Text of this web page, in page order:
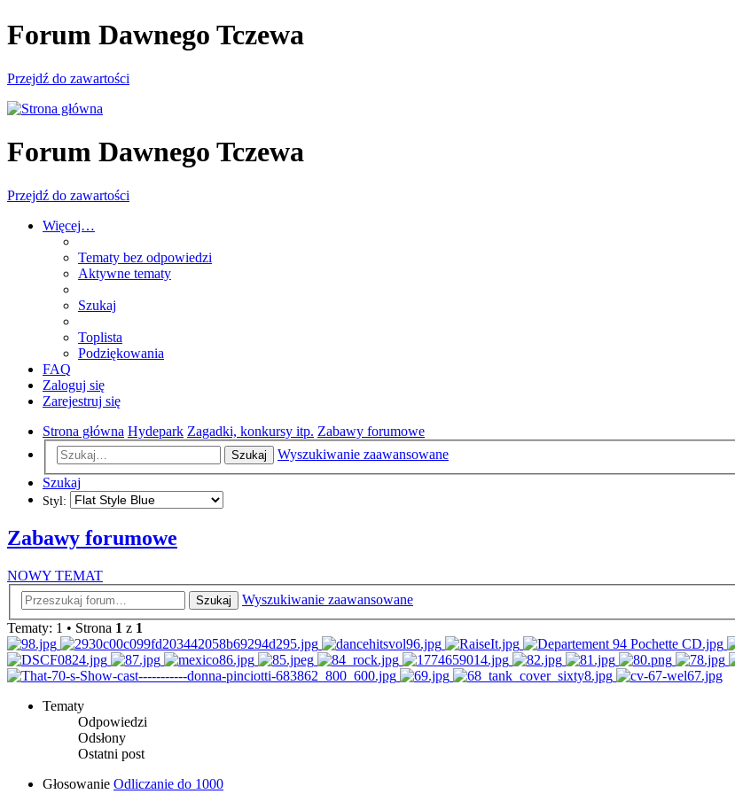
Forum Dawnego Tczewa
Przejdź do zawartości
Forum Dawnego Tczewa
Przejdź do zawartości
Więcej…
Tematy bez odpowiedzi
Aktywne tematy
Szukaj
Toplista
Podziękowania
FAQ
Zaloguj się
Zarejestruj się
Strona główna Hydepark Zagadki, konkursy itp. Zabawy forumowe
Szukaj
Wyszukiwanie zaawansowane
Szukaj
Styl:
Zabawy forumowe
NOWY TEMAT
Szukaj
Wyszukiwanie zaawansowane
Tematy: 1 • Strona 1 z 1
Tematy
Odpowiedzi
Odsłony
Ostatni post
Głosowanie Odliczanie do 1000